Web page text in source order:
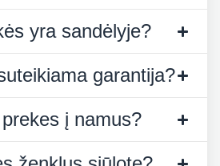
yra sandėlyje?
garantija?
į namus?